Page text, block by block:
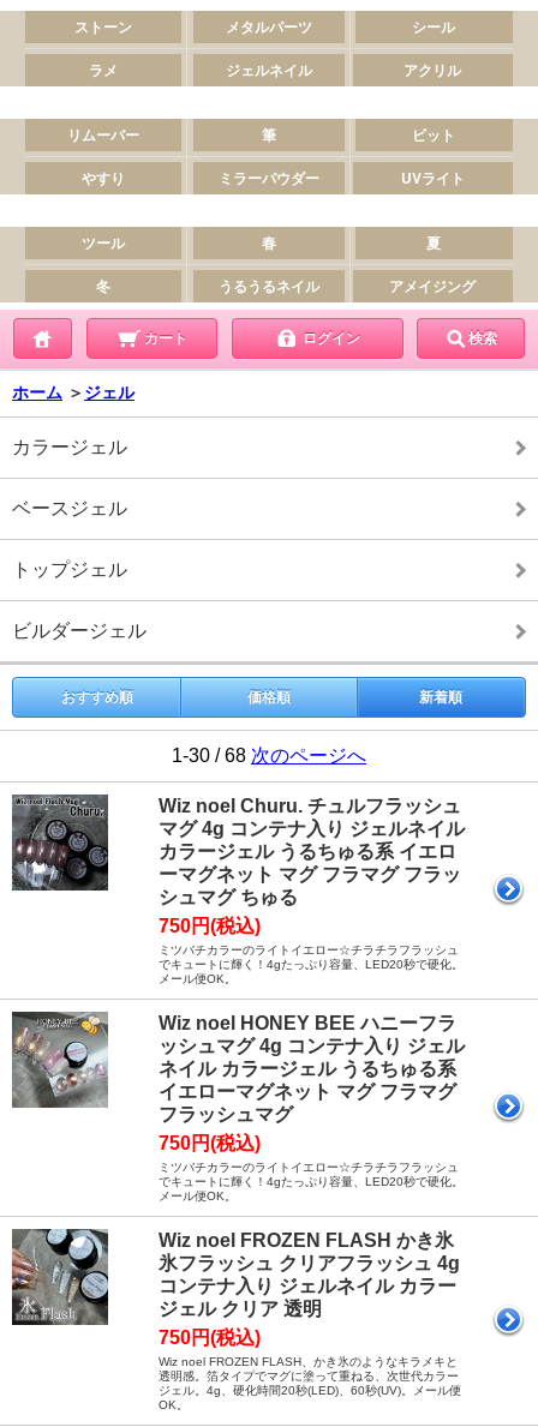
カート ログイン 検索
ホーム ＞ ジェル
カラージェル
ベースジェル
トップジェル
ビルダージェル
おすすめ順 価格順 新着順
1-30 / 68 次のページへ
Wiz noel Churu. チュルフラッシュ
マグ 4g コンテナ入り ジェルネイル
カラージェル うるちゅる系 イエロ
ーマグネット マグ フラマグ フラッ
シュマグ ちゅる
750円(税込)
ミツバチカラーのライトイエロー☆チラチラフラッシュ
でキュートに輝く！4gたっぷり容量、LED20秒で硬化。
メール便OK。
Wiz noel HONEY BEE ハニーフラ
ッシュマグ 4g コンテナ入り ジェル
ネイル カラージェル うるちゅる系
イエローマグネット マグ フラマグ
フラッシュマグ
750円(税込)
ミツバチカラーのライトイエロー☆チラチラフラッシュ
でキュートに輝く！4gたっぷり容量、LED20秒で硬化。
メール便OK。
Wiz noel FROZEN FLASH かき氷
氷フラッシュ クリアフラッシュ 4g
コンテナ入り ジェルネイル カラー
ジェル クリア 透明
750円(税込)
Wiz noel FROZEN FLASH、かき氷のようなキラメキと
透明感。箔タイプでマグに塗って重ねる、次世代カラー
ジェル。4g、硬化時間20秒(LED)、60秒(UV)。メール便
OK。